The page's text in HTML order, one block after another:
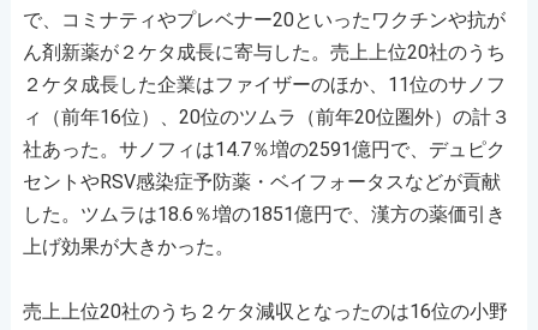
で、コミナティやプレベナー20といったワクチンや抗が
ん剤新薬が２ケタ成長に寄与した。売上上位20社のうち
２ケタ成長した企業はファイザーのほか、11位のサノフ
ィ（前年16位）、20位のツムラ（前年20位圏外）の計３
社あった。サノフィは14.7％増の2591億円で、デュピク
セントやRSV感染症予防薬・ベイフォータスなどが貢献
した。ツムラは18.6％増の1851億円で、漢方の薬価引き
上げ効果が大きかった。
売上上位20社のうち２ケタ減収となったのは16位の小野